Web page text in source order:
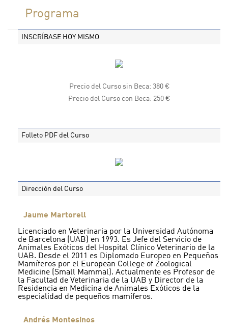
Programa
INSCRÍBASE HOY MISMO
Precio del Curso sin Beca: 380 €
Precio del Curso con Beca: 250 €
Folleto PDF del Curso
Dirección del Curso
Jaume Martorell
Licenciado en Veterinaria por la Universidad Autónoma
de Barcelona (UAB) en 1993. Es Jefe del Servicio de
Animales Exóticos del Hospital Clínico Veterinario de la
UAB. Desde el 2011 es Diplomado Europeo en Pequeños
Mamíferos por el European College of Zoological
Medicine (Small Mammal). Actualmente es Profesor de
la Facultad de Veterinaria de la UAB y Director de la
Residencia en Medicina de Animales Exóticos de la
especialidad de pequeños mamíferos.
Andrés Montesinos